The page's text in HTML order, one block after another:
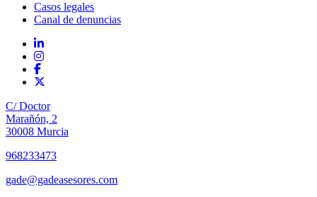
Casos legales
Canal de denuncias
C/ Doctor
Marañón, 2
30008 Murcia
968233473
gade@gadeasesores.com